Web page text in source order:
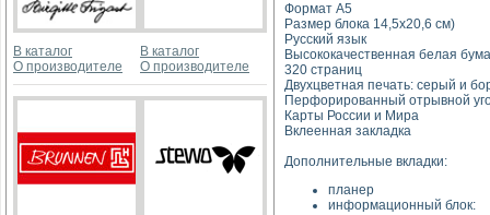
В каталог
О производителе
В каталог
О производителе
Формат А5
Размер блока 14,5х20,6 см)
Русский язык
Высококачественная белая
320 страниц
Двухцветная печать: серый и
Перфорированный отрывной
Карты России и Мира
Вклеенная закладка
Дополнительные вкладки:
планер
информационный блок: